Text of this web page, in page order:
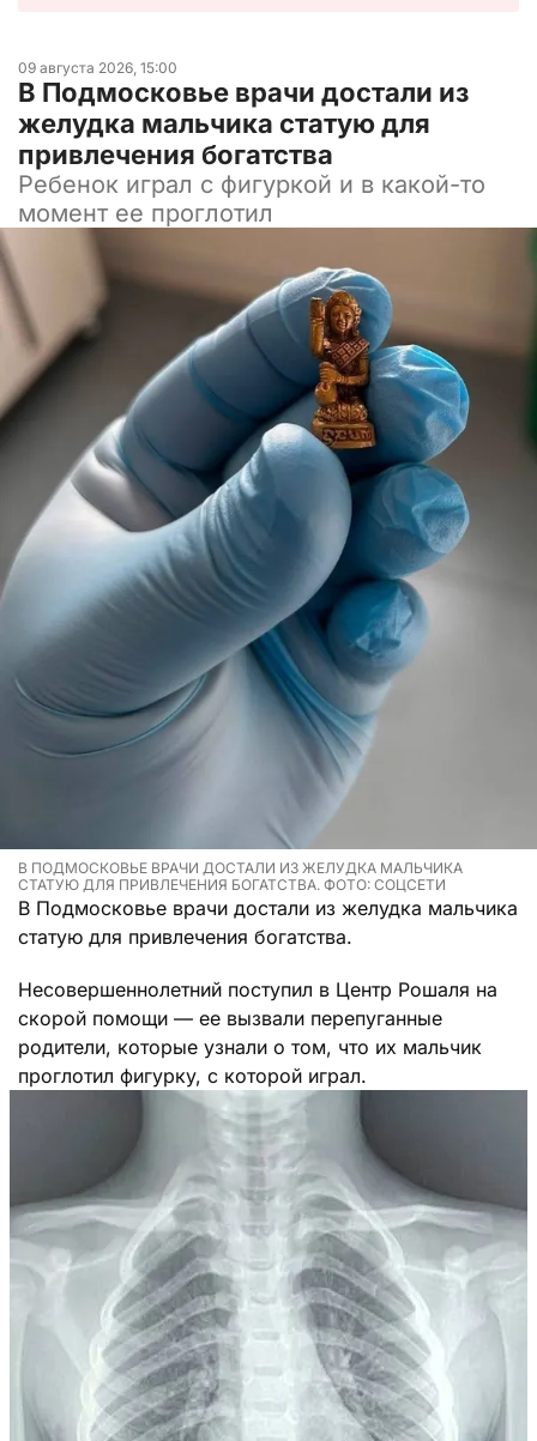
09 августа 2026, 15:00
В Подмосковье врачи достали из
желудка мальчика статую для
привлечения богатства
Ребенок играл с фигуркой и в какой-то
момент ее проглотил
В ПОДМОСКОВЬЕ ВРАЧИ ДОСТАЛИ ИЗ ЖЕЛУДКА МАЛЬЧИКА
СТАТУЮ ДЛЯ ПРИВЛЕЧЕНИЯ БОГАТСТВА. ФОТО: СОЦСЕТИ
В Подмосковье врачи достали из желудка мальчика
статую для привлечения богатства.
Несовершеннолетний поступил в Центр Рошаля на
скорой помощи — ее вызвали перепуганные
родители, которые узнали о том, что их мальчик
проглотил фигурку, с которой играл.